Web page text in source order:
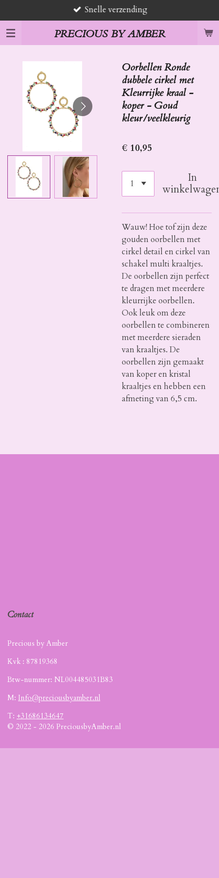
direct
naar
de
hoofdinhoud
PRECIOUS BY AMBER
Snelle verzending
Oorbellen Ronde
dubbele cirkel met
Kleurrijke kraal -
koper - Goud
kleur/veelkleurig
€ 10,95
In
Wauw! Hoe tof zijn deze
gouden oorbellen met
cirkel detail en cirkel van
schakel multi kraaltjes.
De oorbellen zijn perfect
te dragen met meerdere
kleurrijke oorbellen.
Ook leuk om deze
oorbellen te combineren
met meerdere sieraden
van kraaltjes. De
oorbellen zijn gemaakt
van koper en kristal
kraaltjes en hebben een
afmeting van 6,5 cm.
Contact
Precious by Amber
Kvk : 87819368
Btw-nummer: NL004485031B83
M: Info@preciousbyamber.nl
T: +31686134647
© 2022 - 2026 PreciousbyAmber.nl